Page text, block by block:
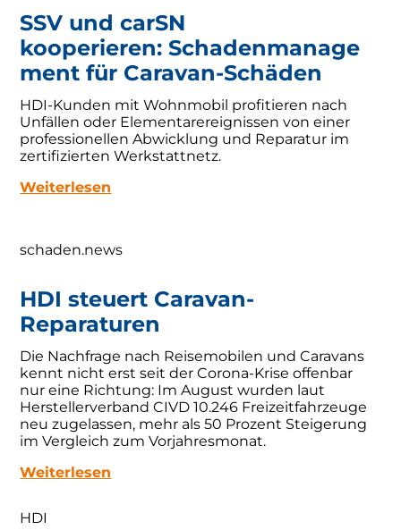
SSV und carSN
kooperieren: Schadenmanage
ment für Caravan-Schäden
HDI-Kunden mit Wohnmobil profitieren nach
Unfällen oder Elementarereignissen von einer
professionellen Abwicklung und Reparatur im
zertifizierten Werkstattnetz.
Weiterlesen
schaden.news
HDI steuert Caravan-
Reparaturen
Die Nachfrage nach Reisemobilen und Caravans
kennt nicht erst seit der Corona-Krise offenbar
nur eine Richtung: Im August wurden laut
Herstellerverband CIVD 10.246 Freizeitfahrzeuge
neu zugelassen, mehr als 50 Prozent Steigerung
im Vergleich zum Vorjahresmonat.
Weiterlesen
HDI